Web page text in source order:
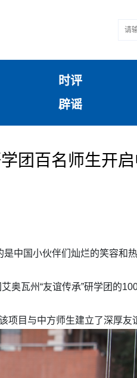
时评
辟谣
团百名师生开
中国小伙伴们灿烂的笑容和热
奥瓦州“友谊传承”研学团的
项目与中方师生建立了深厚友